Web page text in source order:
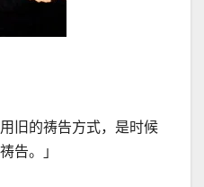
旧的祷告方式，是时候
告。」